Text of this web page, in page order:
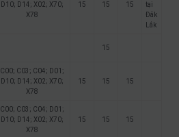
D10; D14; X02; X70;
X78
15 15 15
tại
Đắk
Lắk
15
C00; C03; C04; D01;
D10; D14; X02; X70;
X78
15 15 15
C00; C03; C04; D01;
D10; D14; X02; X70;
X78
15 15 15